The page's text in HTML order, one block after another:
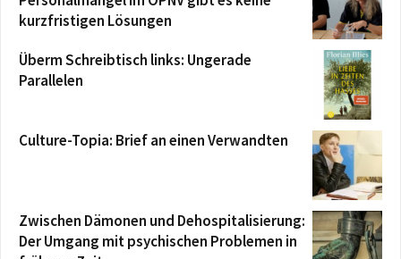
kurzfristigen Lösungen
Überm Schreibtisch links: Ungerade
Parallelen
Culture-Topia: Brief an einen Verwandten
Zwischen Dämonen und Dehospitalisierung:
Der Umgang mit psychischen Problemen in